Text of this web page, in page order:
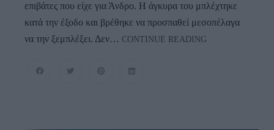
επιβάτες που είχε για Άνδρο. Η άγκυρα του μπλέχτηκε
κατά την έξοδο και βρέθηκε να προσπαθεί μεσοπέλαγα
να την ξεμπλέξει. Δεν… CONTINUE READING